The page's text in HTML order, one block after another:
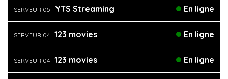
SERVEUR 05 YTS Streaming En ligne
SERVEUR 04 123 movies En ligne
SERVEUR 04 123 movies En ligne